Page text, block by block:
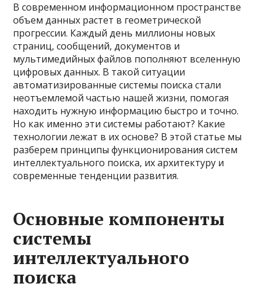
В современном информационном пространстве
объем данных растет в геометрической
прогрессии. Каждый день миллионы новых
страниц, сообщений, документов и
мультимедийных файлов пополняют вселенную
цифровых данных. В такой ситуации
автоматизированные системы поиска стали
неотъемлемой частью нашей жизни, помогая
находить нужную информацию быстро и точно.
Но как именно эти системы работают? Какие
технологии лежат в их основе? В этой статье мы
разберем принципы функционирования систем
интеллектуального поиска, их архитектуру и
современные тенденции развития.
Основные компоненты
системы
интеллектуального
поиска